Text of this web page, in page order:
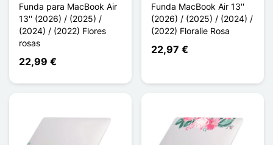
Funda para MacBook Air
13'' (2026) / (2025) /
(2024) / (2022) Flores
rosas
22,99 €
Funda MacBook Air 13''
(2026) / (2025) / (2024) /
(2022) Floralie Rosa
22,97 €